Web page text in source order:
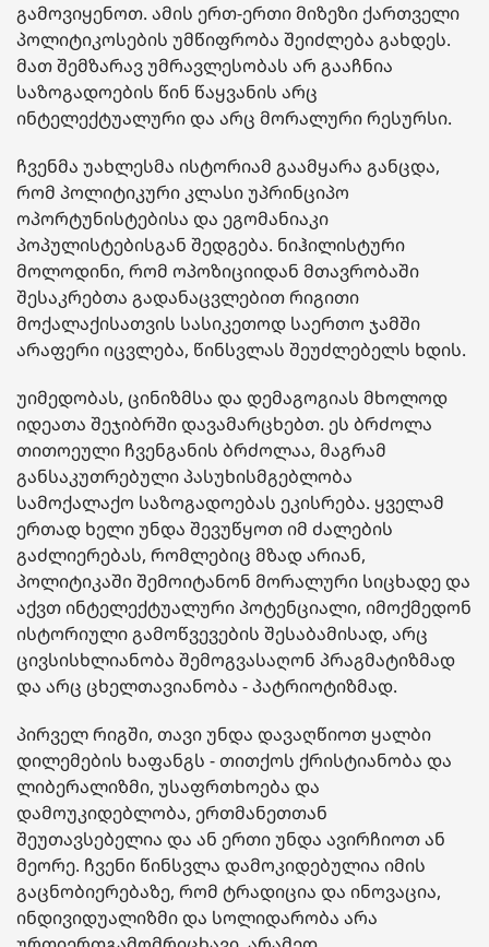
გამოვიყენოთ. ამის ერთ-ერთი მიზეზი ქართველი
პოლიტიკოსების უმწიფრობა შეიძლება გახდეს.
მათ შემზარავ უმრავლესობას არ გააჩნია
საზოგადოების წინ წაყვანის არც
ინტელექტუალური და არც მორალური რესურსი.
ჩვენმა უახლესმა ისტორიამ გაამყარა განცდა,
რომ პოლიტიკური კლასი უპრინციპო
ოპორტუნისტებისა და ეგომანიაკი
პოპულისტებისგან შედგება. ნიჰილისტური
მოლოდინი, რომ ოპოზიციიდან მთავრობაში
შესაკრებთა გადანაცვლებით რიგითი
მოქალაქისათვის სასიკეთოდ საერთო ჯამში
არაფერი იცვლება, წინსვლას შეუძლებელს ხდის.
უიმედობას, ცინიზმსა და დემაგოგიას მხოლოდ
იდეათა შეჯიბრში დავამარცხებთ. ეს ბრძოლა
თითოეული ჩვენგანის ბრძოლაა, მაგრამ
განსაკუთრებული პასუხისმგებლობა
სამოქალაქო საზოგადოებას ეკისრება. ყველამ
ერთად ხელი უნდა შევუწყოთ იმ ძალების
გაძლიერებას, რომლებიც მზად არიან,
პოლიტიკაში შემოიტანონ მორალური სიცხადე და
აქვთ ინტელექტუალური პოტენციალი, იმოქმედონ
ისტორიული გამოწვევების შესაბამისად, არც
ცივსისხლიანობა შემოგვასაღონ პრაგმატიზმად
და არც ცხელთავიანობა - პატრიოტიზმად.
პირველ რიგში, თავი უნდა დავაღწიოთ ყალბი
დილემების ხაფანგს - თითქოს ქრისტიანობა და
ლიბერალიზმი, უსაფრთხოება და
დამოუკიდებლობა, ერთმანეთთან
შეუთავსებელია და ან ერთი უნდა ავირჩიოთ ან
მეორე. ჩვენი წინსვლა დამოკიდებულია იმის
გაცნობიერებაზე, რომ ტრადიცია და ინოვაცია,
ინდივიდუალიზმი და სოლიდარობა არა